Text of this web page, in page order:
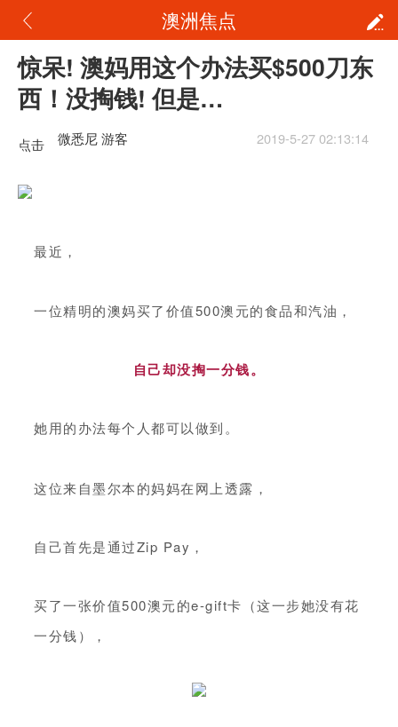
澳洲焦点
惊呆! 澳妈用这个办法买$500刀东
西！没掏钱! 但是…
点击
重新
微悉尼 游客 2019-5-27 02:13:14
最近，
一位精明的澳妈买了价值500澳元的食品和汽油，
自己却没掏一分钱。
她用的办法每个人都可以做到。
这位来自墨尔本的妈妈在网上透露，
自己首先是通过Zip Pay，
买了一张价值500澳元的e-gift卡（这一步她没有花
一分钱），